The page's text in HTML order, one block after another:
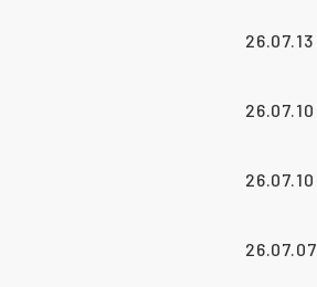
26.07.13
26.07.10
26.07.10
26.07.07